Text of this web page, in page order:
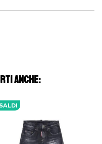
ANCHE:
SALDI